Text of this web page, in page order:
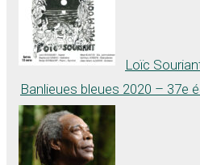
Loïc
Banlieues bleues 2020 – 37e